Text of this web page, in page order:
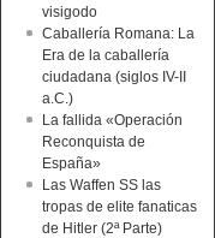
visigodo
Caballería Romana: La
Era de la caballería
ciudadana (siglos IV-II
a.C.)
La fallida «Operación
Reconquista de
España»
Las Waffen SS las
tropas de elite fanaticas
de Hitler (2ª Parte)